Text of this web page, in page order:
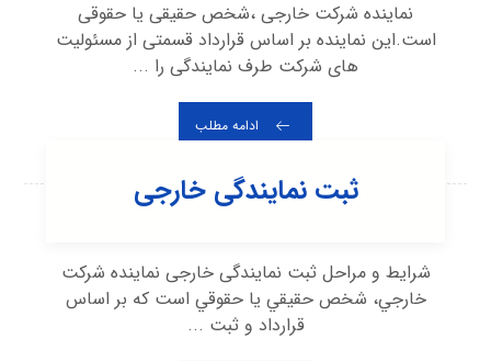
نماینده شركت خارجی ،شخص حقیقی یا حقوقی
است.این نماینده بر اساس قرارداد قسمتی از مسئولیت
های شركت طرف نمایندگی را ...
ادامه مطلب
ثبت نمایندگی خارجی
شرایط و مراحل ثبت نمایندگی خارجی نماينده شركت
خارجي، شخص حقيقي يا حقوقي است كه بر اساس
قرارداد و ثبت ...